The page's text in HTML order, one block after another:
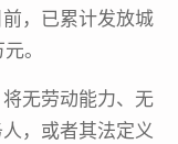
，已累计发放城
。
无劳动能力、无
，或者其法定义